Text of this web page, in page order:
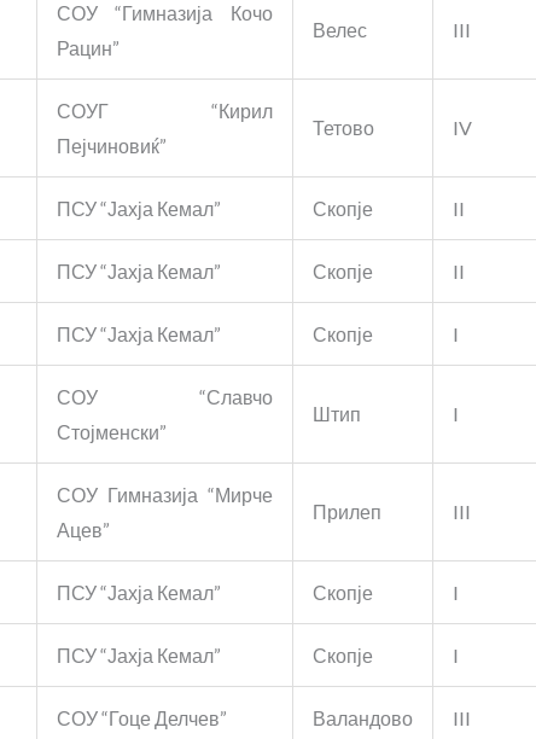
СОУ “Гимназија Кочо
Рацин”
Велес III
СОУГ “Кирил
Пејчиновиќ”
Тетово IV
ПСУ “Јахја Кемал” Скопје II
ПСУ “Јахја Кемал” Скопје II
ПСУ “Јахја Кемал” Скопје I
СОУ “Славчо
Стојменски”
Штип I
СОУ Гимназија “Мирче
Ацев”
Прилеп III
ПСУ “Јахја Кемал” Скопје I
ПСУ “Јахја Кемал” Скопје I
СОУ “Гоце Делчев” Валандово III